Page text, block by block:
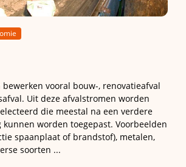
vooral bouw-, renovatieafval
Uit deze afvalstromen worden
die meestal na een verdere
worden toegepast. Voorbeelden
spaanplaat of brandstof), metalen,
soorten ...